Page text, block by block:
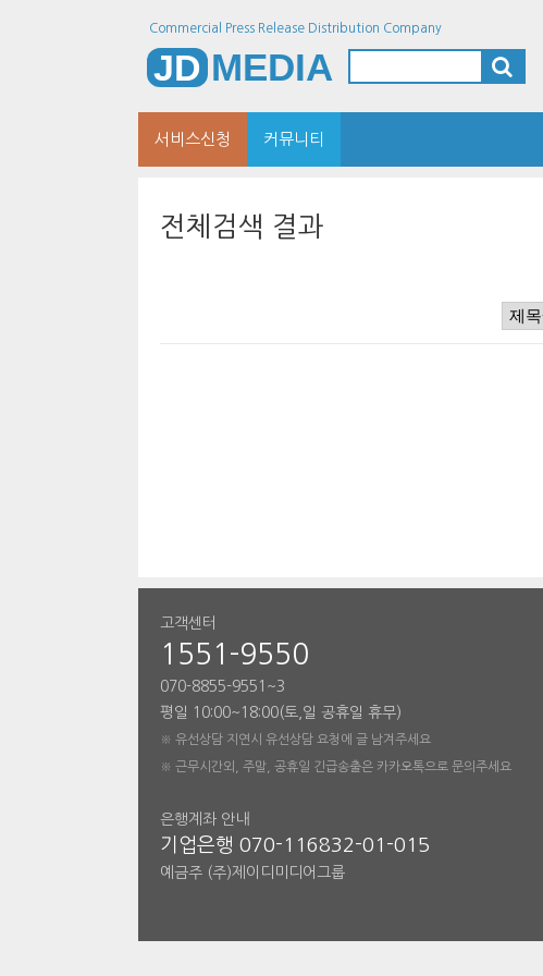
Commercial Press Release Distribution Company
JD MEDIA
서비스신청 커뮤니티
전체검색 결과
고객센터
1551-9550
070-8855-9551~3
평일 10:00~18:00(토,일 공휴일 휴무)
※ 유선상담 지연시 유선상담 요청에 글 남겨주세요
※ 근무시간외, 주말, 공휴일 긴급송출은 카카오톡으로 문의주세요
은행계좌 안내
기업은행 070-116832-01-015
예금주 (주)제이디미디어그룹